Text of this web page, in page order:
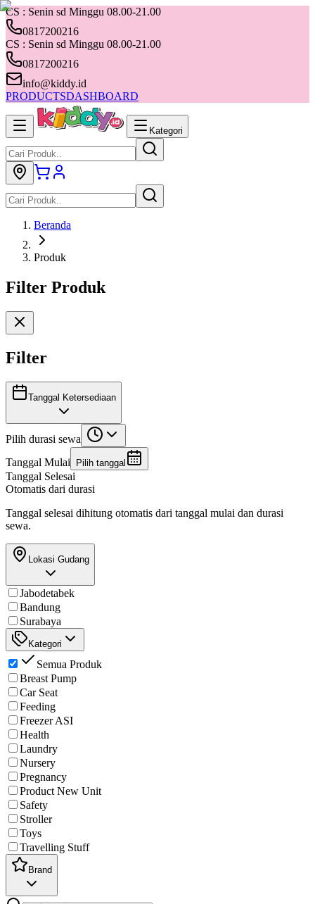
CS : Senin sd Minggu 08.00-21.00
0817200216
CS : Senin sd Minggu 08.00-21.00
0817200216
info@kiddy.id
PRODUCTSDASHBOARD
Kategori
Beranda
Produk
Filter Produk
Filter
Tanggal Ketersediaan
Pilih durasi sewa
Tanggal Mulai
Pilih tanggal
Tanggal Selesai
Otomatis dari durasi
Tanggal selesai dihitung otomatis dari tanggal mulai dan durasi
sewa.
Lokasi Gudang
Jabodetabek
Bandung
Surabaya
Kategori
Semua Produk
Breast Pump
Car Seat
Feeding
Freezer ASI
Health
Laundry
Nursery
Pregnancy
Product New Unit
Safety
Stroller
Toys
Travelling Stuff
Brand